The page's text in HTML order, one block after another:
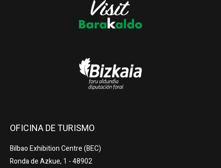
OFICINA DE TURISMO
Bilbao Exhibition Centre (BEC)
Ronda de Azkue, 1 - 48902